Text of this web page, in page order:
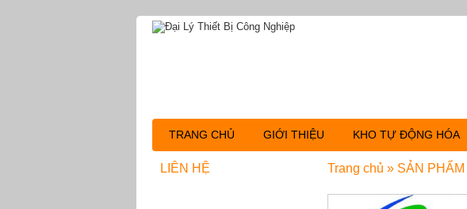
Trang chủ » SẢN PHẨM
LIÊN HỆ
TRANG CHỦ GIỚI THIỆU KHO TỰ ĐỘNG HÓA